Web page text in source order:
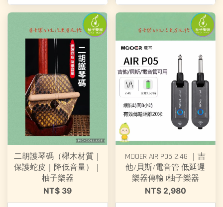
二胡護琴碼（櫸木材質｜
保護蛇皮｜降低音量）｜
柚子樂器
NT$ 39
MOOER AIR P05 2.4G ｜吉
他/貝斯/電音管 低延遲
樂器傳輸 |柚子樂器
NT$ 2,980